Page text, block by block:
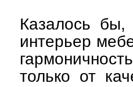
Казалось
интерьер
только от